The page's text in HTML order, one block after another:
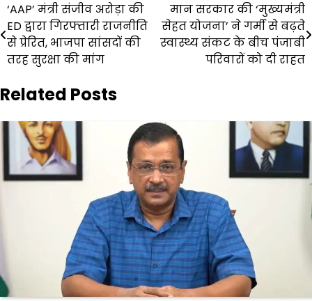
Post
navigation
‘AAP’ मंत्री संजीव अरोड़ा की
ED द्वारा गिरफ्तारी राजनीति
से प्रेरित, भाजपा सांसदों की
तरह सुरक्षा की मांग
मान सरकार की ‘मुख्यमंत्री
सेहत योजना’ ने गर्मी से बढ़ते
स्वास्थ्य संकट के बीच पंजाबी
परिवारों को दी राहत
Related Posts